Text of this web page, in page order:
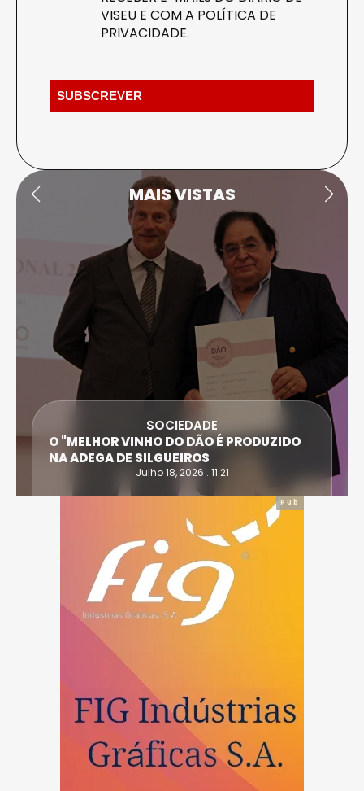
VISEU E COM A POLÍTICA DE
PRIVACIDADE.
MAIS VISTAS
SOCIEDADE
O "MELHOR VINHO DO DÃO É PRODUZIDO
NA ADEGA DE SILGUEIROS
Julho 18, 2026 . 11:21
Pub